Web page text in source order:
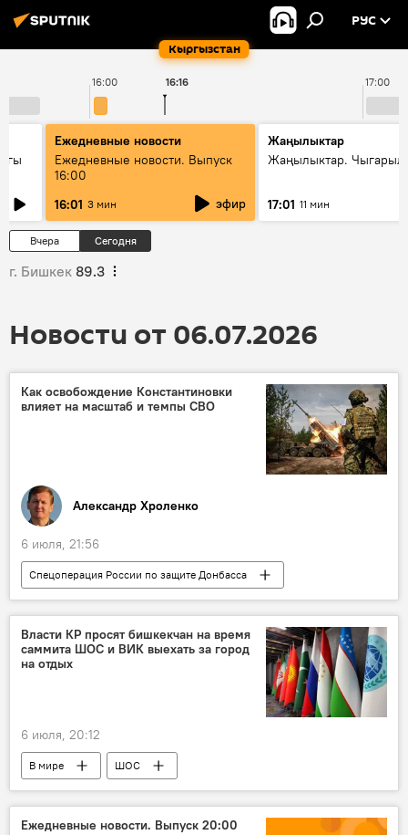
Кыргызстан
РУС
16:00 17:00
16:16
Ежедневные новости
Ежедневные новости. Выпуск
16:00
16:01 3 мин эфир
Жаңылыктар
Жаңылыктар.
17:01 11 мин
Вчера Сегодня
г. Бишкек 89.3
Новости от 06.07.2026
Как освобождение Константиновки
влияет на масштаб и темпы СВО
Александр Хроленко
6 июля, 21:56
Спецоперация России по защите Донбасса
В мире
Россия
Украина
СВО
конфликт НАТО
Власти КР просят бишкекчан на время
саммита ШОС и ВИК выехать за город
на отдых
6 июля, 20:12
В мире
ШОС
Саммит ШОС в Бишкеке 2026
Всемирные игры кочевников
Бишкек
Ежедневные новости. Выпуск 20:00